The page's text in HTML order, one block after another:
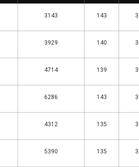
3143 143
3929 140
4714 139
6286 143
4312 135
5390 135